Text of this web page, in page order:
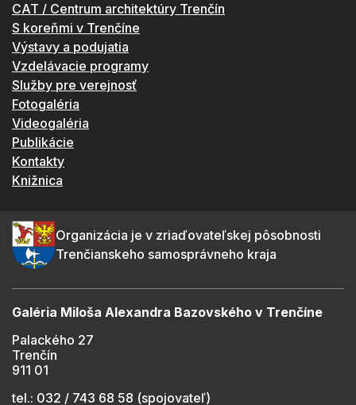
CAT / Centrum architektúry Trenčín
S koreňmi v Trenčíne
Výstavy a podujatia
Vzdelávacie programy
Služby pre verejnosť
Fotogaléria
Videogaléria
Publikácie
Kontakty
Knižnica
Organizácia je v zriaďovateľskej pôsobnosti
Trenčianskeho samosprávneho kraja
Galéria Miloša Alexandra Bazovského v Trenčíne
Palackého 27
Trenčín
911 01
tel.: 032 / 743 68 58 (spojovateľ)